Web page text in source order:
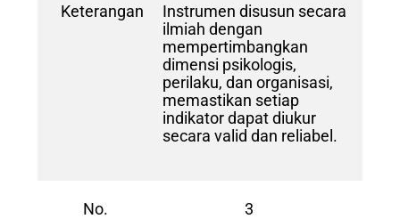
Keterangan
Instrumen disusun secara
ilmiah dengan
mempertimbangkan
dimensi psikologis,
perilaku, dan organisasi,
memastikan setiap
indikator dapat diukur
secara valid dan reliabel.
No. 3